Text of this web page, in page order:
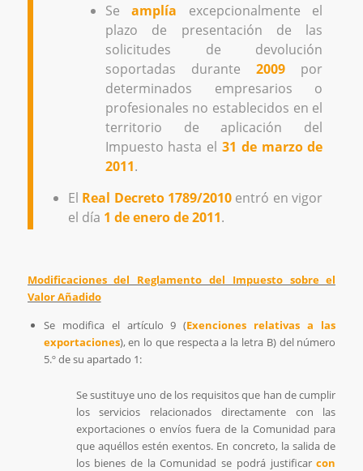
Seamplía excepcionalmente el
plazo de presentación de las
solicitudes de devolución
soportadas durante2009 por
determinados empresarios o
profesionales no establecidos en el
territorio de aplicación del
Impuesto hasta el31 de marzo de
2011.
El Real Decreto 1789/2010 entró en vigor
el día 1 de enero de 2011.
Modificaciones del Reglamento del Impuesto sobre el
Valor Añadido
Se modifica el artículo 9 (Exenciones relativas a las
exportaciones), en lo que respecta a la letra B) del número
5.º de su apartado 1:
Se sustituye uno de los requisitos que han de cumplir
los servicios relacionados directamente con las
exportaciones o envíos fuera de la Comunidad para
que aquéllos estén exentos. En concreto, la salida de
los bienes de la Comunidad se podrá justificarcon